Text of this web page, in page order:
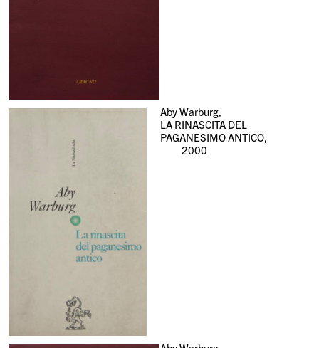
Aby Warburg,
LA RINASCITA DEL
PAGANESIMO ANTICO,
2000